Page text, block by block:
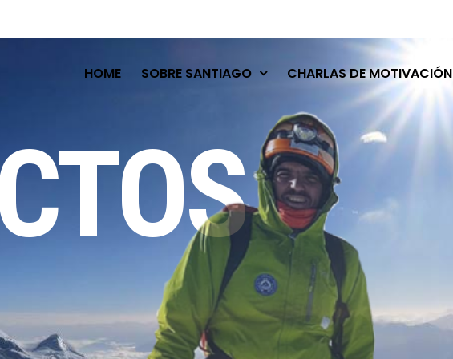
HOME SOBRE SANTIAGO CHARLAS DE MOTIVACIÓN